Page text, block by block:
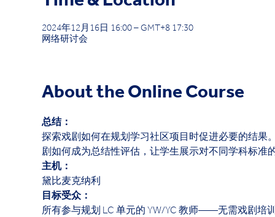
2024年12月16日 16:00 – GMT+8 17:30
网络研讨会
About the Online Course
总结：
探索戏剧如何在规划学习社区项目时促进必要的结果
剧如何成为总结性评估，让学生展示对不同学科标准
主机：
黛比麦克纳利
目标受众：
所有参与规划 LC 单元的 YW/YC 教师——无需戏剧培